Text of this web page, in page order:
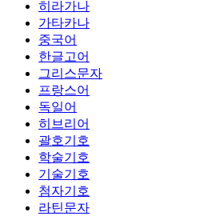
히라가나
가타카나
중국어
한글고어
그리스문자
프랑스어
독일어
히브리어
괄호기호
학술기호
기술기호
첨자기호
라틴문자